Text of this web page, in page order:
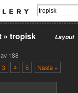
Layout
» tropisk
188
3 4 5 Nästa »